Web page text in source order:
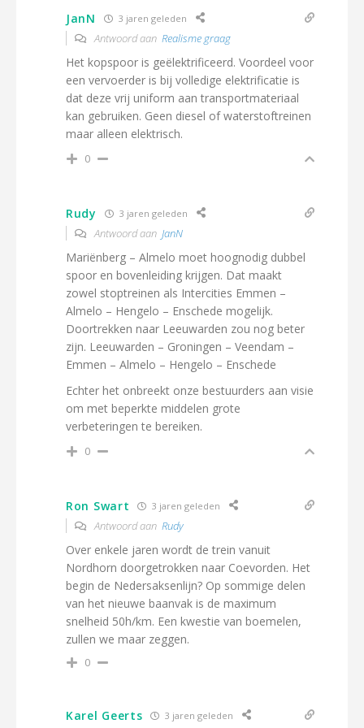
JanN 3 jaren geleden
Antwoord aan Realisme graag
Het kopspoor is geëlektrificeerd. Voordeel voor
een vervoerder is bij volledige elektrificatie is
dat deze vrij uniform aan transportmateriaal
kan gebruiken. Geen diesel of waterstoftreinen
maar alleen elektrisch.
0
Rudy 3 jaren geleden
Antwoord aan JanN
Mariënberg – Almelo moet hoognodig dubbel
spoor en bovenleiding krijgen. Dat maakt
zowel stoptreinen als Intercities Emmen –
Almelo – Hengelo – Enschede mogelijk.
Doortrekken naar Leeuwarden zou nog beter
zijn. Leeuwarden – Groningen – Veendam –
Emmen – Almelo – Hengelo – Enschede
Echter het onbreekt onze bestuurders aan visie
om met beperkte middelen grote
verbeteringen te bereiken.
0
Ron Swart 3 jaren geleden
Antwoord aan Rudy
Over enkele jaren wordt de trein vanuit
Nordhorn doorgetrokken naar Coevorden. Het
begin de Nedersaksenlijn? Op sommige delen
van het nieuwe baanvak is de maximum
snelheid 50h/km. Een kwestie van boemelen,
zullen we maar zeggen.
0
Karel Geerts 3 jaren geleden